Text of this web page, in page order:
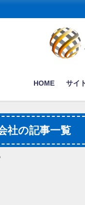
HOME サイ
社の記事一覧